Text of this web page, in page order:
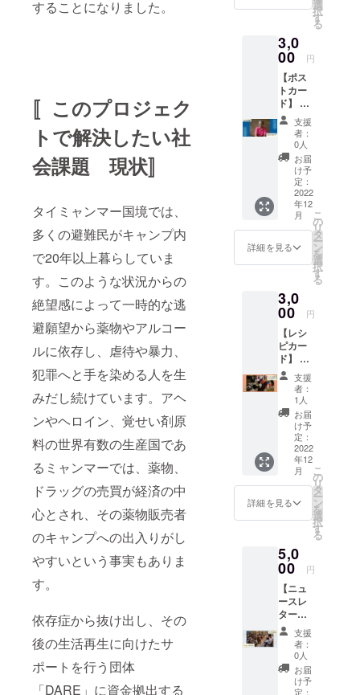
することになりました。
〚このプロジェク
トで解決したい社
会課題 現状〛
タイミャンマー国境では、
多くの避難民がキャンプ内
で20年以上暮らしていま
す。このような状況からの
絶望感によって一時的な逃
避願望から薬物やアルコー
ルに依存し、虐待や暴力、
犯罪へと手を染める人を生
みだし続けています。アヘ
ンやヘロイン、覚せい剤原
料の世界有数の生産国であ
るミャンマーでは、薬物、
ドラッグの売買が経済の中
心とされ、その薬物販売者
のキャンプへの出入りがし
やすいという事実もありま
す。
依存症から抜け出し、その
後の生活再生に向けたサ
ポートを行う団体
「DARE」に資金拠出する
かがで
しょう
か。
ダジ」
のレシ
ピで
す。マ
ンダジ
はドー
ナツの
ような
お菓子
です。
REIで
は、避
難民能
力開発
プログ
ラムを
支援し
出身の
避難民
がマン
ダジ販
売店を
起業で
きるよ
うにな
りまし
た。
にお名
録させ
ていた
だきま
す。
REIの取
り組み
をより
詳しく
知って
いただ
ける
ニュー
スレ
ター
は、
メール
にてお
選
択
す
る
3,0
00 円
【ポス
トカー
ド】 感
謝の気
持ちを
込め
て、REI
の支援
する避
難民プ
ロジェ
クトで
REIメン
バーが
取材し
たス
リー
を、そ
の地域
の現状
報告と
共に載
せたポ
スト
カード
です。
避難民
の物語
が描か
れてい
るREIオ
リジナ
ルのポ
メール
にてお
送りい
たしま
す。 よ
り詳し
く避難
民につ
いて知
り、身
近に感
支援
者：
0人
お届
け予
定：
2022
年12
月
詳細を見る
こ
の
リ
タ
ー
ン
を
選
択
す
る
3,0
00 円
【レシ
ピカー
ド】 感
謝の気
持ちを
込め
て、避
難民の
方々の
おいし
いお料
理のレ
シピ
カード
をお送
りしま
難民の
方々の
持つ食
文化に
触れる
ことが
できま
す。ぜ
ひお菓
子づく
りを楽
支援
者：
1人
お届
け予
定：
2022
年12
月
詳細を見る
こ
の
リ
タ
ー
ン
を
選
択
す
る
5,0
00 円
【ニュ
ースレ
ター】
感謝の
気持ち
を込め
て、REI
の活動
をご報
支援
者：
0人
お届
け予
定：